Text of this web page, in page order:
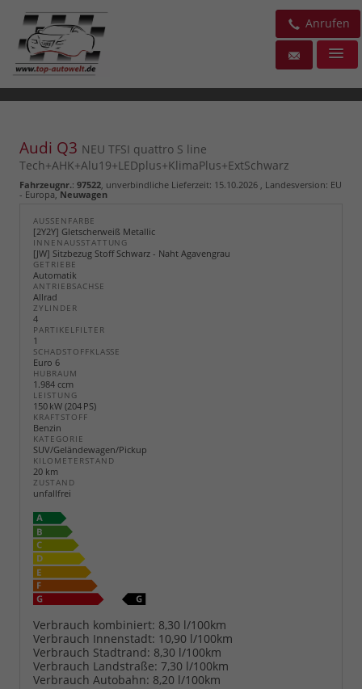
Anrufen
Audi Q3 NEU TFSI quattro S line
Tech+AHK+Alu19+LEDplus+KlimaPlus+ExtSchwarz
Fahrzeugnr.: 97522 , unverbindliche Lieferzeit: 15.10.2026 , Landesversion: EU
- Europa,Neuwagen
AUSSENFARBE
[2Y2Y] Gletscherweiß Metallic
INNENAUSSTATTUNG
[JW] Sitzbezug Stoff Schwarz - Naht Agavengrau
GETRIEBE
Automatik
ANTRIEBSACHSE
Allrad
ZYLINDER
4
PARTIKELFILTER
1
SCHADSTOFFKLASSE
Euro 6
HUBRAUM
1.984 ccm
LEISTUNG
150 kW (204 PS)
KRAFTSTOFF
Benzin
KATEGORIE
SUV/Geländewagen/Pickup
KILOMETERSTAND
20 km
ZUSTAND
unfallfrei
Verbrauch kombiniert: 8,30 l/100km
Verbrauch Innenstadt: 10,90 l/100km
Verbrauch Stadtrand: 8,30 l/100km
Verbrauch Landstraße: 7,30 l/100km
Verbrauch Autobahn: 8,20 l/100km